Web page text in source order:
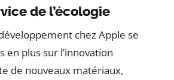
de l’écologie
chez Apple se
en plus sur l’innovation
de nouveaux matériaux,